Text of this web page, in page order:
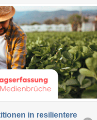
in resilientere